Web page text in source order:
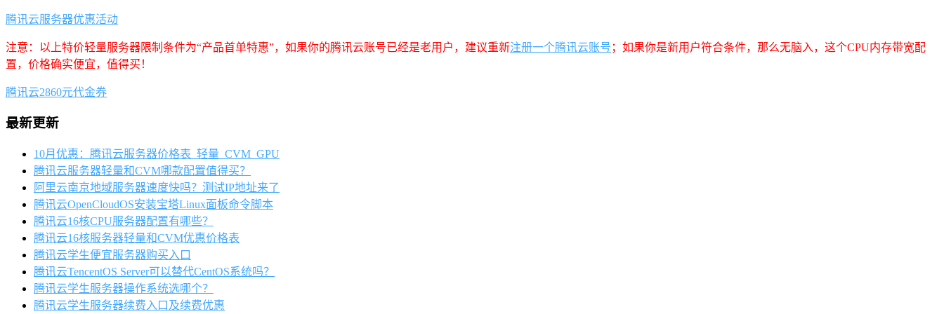
腾讯云服务器优惠活动
注意：以上特价轻量服务器限制条件为“产品首单特惠”，如果你的腾讯云账号已经是老用户，建议重新注册一个腾讯云账号 ；如果你是新用户符合条件，那么无脑入，这个CPU内存带宽配
置，价格确实便宜，值得买！
腾讯云2860元代金券
最新更新
10月优惠：腾讯云服务器价格表_轻量_CVM_GPU
腾讯云服务器轻量和CVM哪款配置值得买？
阿里云南京地域服务器速度快吗？测试IP地址来了
腾讯云OpenCloudOS安装宝塔Linux面板命令脚本
腾讯云16核CPU服务器配置有哪些？
腾讯云16核服务器轻量和CVM优惠价格表
腾讯云学生便宜服务器购买入口
腾讯云TencentOS Server可以替代CentOS系统吗？
腾讯云学生服务器操作系统选哪个？
腾讯云学生服务器续费入口及续费优惠